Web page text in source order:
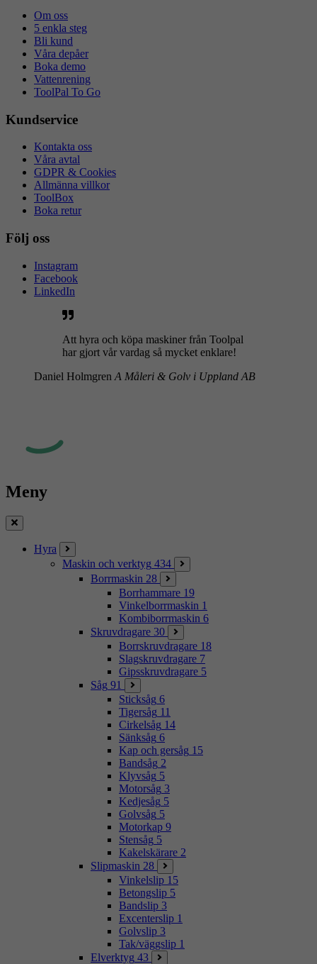
Om oss
5 enkla steg
Bli kund
Våra depåer
Boka demo
Vattenrening
ToolPal To Go
Kundservice
Kontakta oss
Våra avtal
GDPR & Cookies
Allmänna villkor
ToolBox
Boka retur
Följ oss
Instagram
Facebook
LinkedIn
Att hyra och köpa maskiner från Toolpal
har gjort vår vardag så mycket enklare!
Daniel Holmgren A Måleri & Golv i Uppland AB
Meny
Stäng
Hyra
Maskin och verktyg 434
Borrmaskin 28
Borrhammare 19
Vinkelborrmaskin 1
Kombiborrmaskin 6
Skruvdragare 30
Borrskruvdragare 18
Slagskruvdragare 7
Gipsskruvdragare 5
Såg 91
Sticksåg 6
Tigersåg 11
Cirkelsåg 14
Sänksåg 6
Kap och gersåg 15
Bandsåg 2
Klyvsåg 5
Motorsåg 3
Kedjesåg 5
Golvsåg 5
Motorkap 9
Stensåg 5
Kakelskärare 2
Slipmaskin 28
Vinkelslip 15
Betongslip 5
Bandslip 3
Excenterslip 1
Golvslip 3
Tak/väggslip 1
Elverktyg 43